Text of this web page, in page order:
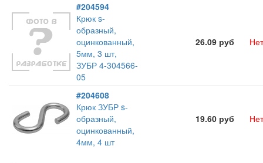
#204594
Крюк s-
образный,
оцинкованный,
5мм, 3 шт,
ЗУБР 4-304566-
05
26.09 руб
#204608
Крюк ЗУБР s-
образный,
оцинкованный,
4мм, 4 шт
19.60 руб